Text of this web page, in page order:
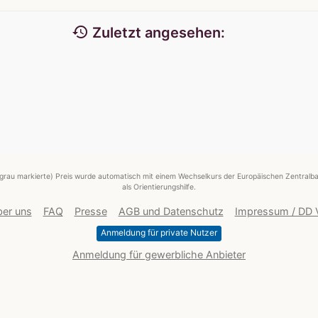
history Zuletzt angesehen:
markierte) Preis wurde automatisch mit einem Wechselkurs der Europäischen
als Orientierungshilfe.
uns FAQ Presse AGB und Datenschutz Impressum / DD
Anmeldung für private Nutzer
Anmeldung für gewerbliche Anbieter